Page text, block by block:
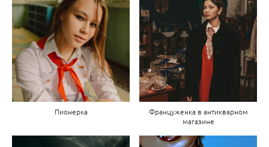
Пионерка
Француженка в антикварном
магазине